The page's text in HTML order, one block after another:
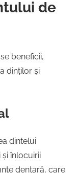
de
beneficii,
dinților și
dintelui
înlocuirii
dentară, care